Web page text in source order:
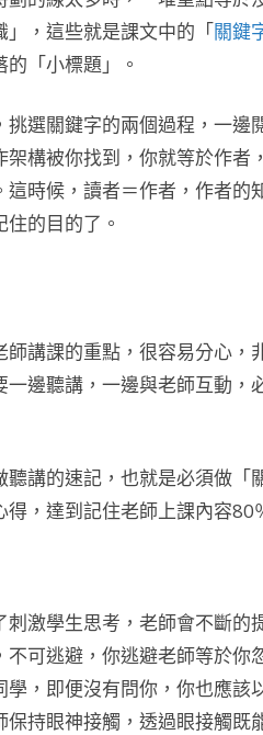
，這些就是課文中的「關鍵
「小標題」。
挑選關鍵字的兩個過程，一
架構被你找到，你就等於作
時候，讀者＝作者，作者
的目的了。
講課的重點，很容易分心
一邊聽講，一邊與老師互動
講的速記，也就是必須做「
，達到記住老師上課內容80
激學生思考，老師會不斷
不可逃避，你逃避老師等於
學，即便沒有問你，你也應
持眼神接觸，透過眼接觸